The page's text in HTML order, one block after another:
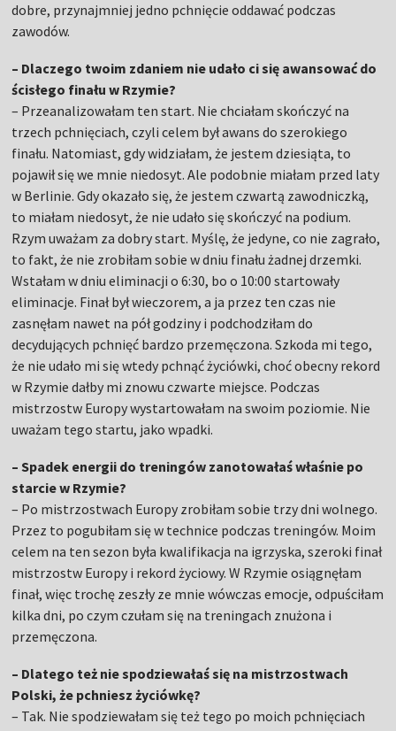
dobre, przynajmniej jedno pchnięcie oddawać podczas
zawodów.
– Dlaczego twoim zdaniem nie udało ci się awansować do
ścisłego finału w Rzymie?
– Przeanalizowałam ten start. Nie chciałam skończyć na
trzech pchnięciach, czyli celem był awans do szerokiego
finału. Natomiast, gdy widziałam, że jestem dziesiąta, to
pojawił się we mnie niedosyt. Ale podobnie miałam przed laty
w Berlinie. Gdy okazało się, że jestem czwartą zawodniczką,
to miałam niedosyt, że nie udało się skończyć na podium.
Rzym uważam za dobry start. Myślę, że jedyne, co nie zagrało,
to fakt, że nie zrobiłam sobie w dniu finału żadnej drzemki.
Wstałam w dniu eliminacji o 6:30, bo o 10:00 startowały
eliminacje. Finał był wieczorem, a ja przez ten czas nie
zasnęłam nawet na pół godziny i podchodziłam do
decydujących pchnięć bardzo przemęczona. Szkoda mi tego,
że nie udało mi się wtedy pchnąć życiówki, choć obecny rekord
w Rzymie dałby mi znowu czwarte miejsce. Podczas
mistrzostw Europy wystartowałam na swoim poziomie. Nie
uważam tego startu, jako wpadki.
– Spadek energii do treningów zanotowałaś właśnie po
starcie w Rzymie?
– Po mistrzostwach Europy zrobiłam sobie trzy dni wolnego.
Przez to pogubiłam się w technice podczas treningów. Moim
celem na ten sezon była kwalifikacja na igrzyska, szeroki finał
mistrzostw Europy i rekord życiowy. W Rzymie osiągnęłam
finał, więc trochę zeszły ze mnie wówczas emocje, odpuściłam
kilka dni, po czym czułam się na treningach znużona i
przemęczona.
– Dlatego też nie spodziewałaś się na mistrzostwach
Polski, że pchniesz życiówkę?
– Tak. Nie spodziewałam się też tego po moich pchnięciach